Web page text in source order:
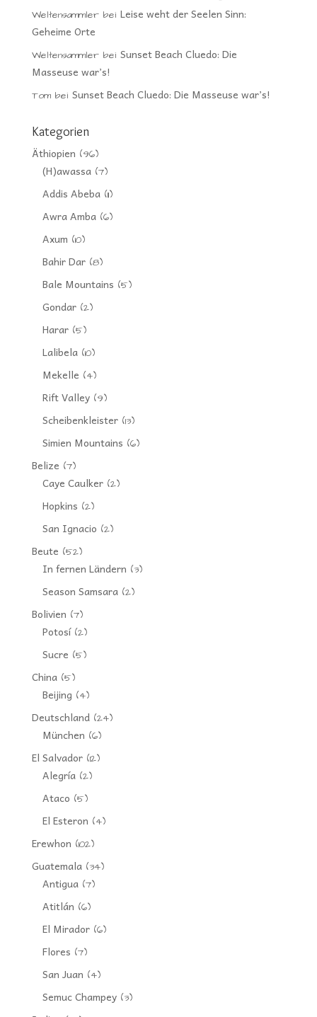
Weltensammlerbei Leise weht der Seelen Sinn:
Geheime Orte
Weltensammlerbei Sunset Beach Cluedo: Die
Masseuse war’s!
Tombei Sunset Beach Cluedo: Die Masseuse war’s!
Kategorien
Äthiopien (96)
(H)awassa(7)
Addis Abeba(11)
Awra Amba(6)
Axum (10)
Bahir Dar(8)
Bale Mountains (5)
Gondar(2)
Harar(5)
Lalibela(10)
Mekelle (4)
Rift Valley(9)
Scheibenkleister(13)
Simien Mountains (6)
Belize (7)
Caye Caulker(2)
Hopkins (2)
San Ignacio (2)
Beute (52)
In fernen Ländern (3)
Season Samsara(2)
Bolivien (7)
Potosí(2)
Sucre (5)
China(5)
Beijing (4)
Deutschland(24)
München (6)
El Salvador(12)
Alegría(2)
Ataco (5)
El Esteron (4)
Erewhon (102)
Guatemala(34)
Antigua(7)
Atitlán (6)
El Mirador(6)
Flores (7)
San Juan (4)
Semuc Champey(3)